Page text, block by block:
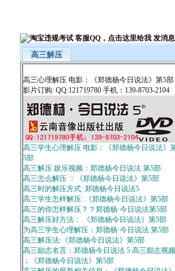
高三解压
高三心理解压 电影：《郑德杨今日说法》第5部
影片订购: QQ:121719780 手机：139-8703-2104
高三学生心理解压 电影：《郑德杨今日说法》
5部
高三解压 娱乐视频：郑德杨今日说法 第5部
高三怎么解压 ：《郑德杨今日说法》第5部
高三时的解压方式: 郑德杨今日说法5
高三学生怎样解压: 《郑德杨今日说法》第5部
高三的你怎样解压？？郑德杨·今日说法第5部
高三解压好方法： 《郑德杨今日说法》第5部
为高三学生心理解压：郑德杨·今日说法 第5部
高三解压法:《郑德杨今日说法》第5部
高三励志名言：郑德杨今日说法 5 高三励志视频
：《郑德杨今日说法》第5部